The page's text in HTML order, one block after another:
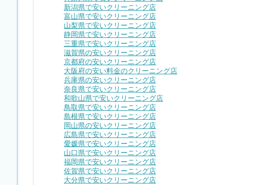
新潟県で安いクリーニング店
富山県で安いクリーニング店
山梨県で安いクリーニング店
静岡県で安いクリーニング店
三重県で安いクリーニング店
滋賀県の安いクリーニング店
京都府の安いクリーニング店
大阪府の安い料金のクリーニング店
兵庫県の安いクリーニング店
奈良県で安いクリーニング店
和歌山県で安いクリーニング店
鳥取県で安いクリーニング店
島根県で安いクリーニング店
岡山県の安いクリーニング店
広島県で安いクリーニング店
愛媛県で安いクリーニング店
山口県で安いクリーニング店
福岡県で安いクリーニング店
佐賀県で安いクリーニング店
大分県で安いクリーニング店